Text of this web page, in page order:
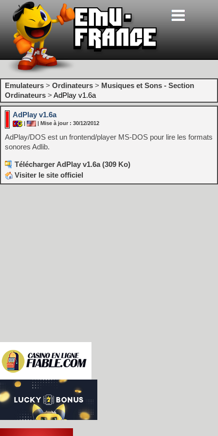
Emulateurs > Ordinateurs > Musiques et Sons - Section
Ordinateurs > AdPlay v1.6a
AdPlay v1.6a
| | Mise à jour : 30/12/2012
AdPlay/DOS est un frontend/player MS-DOS pour lire les formats
sonores Adlib.
Télécharger AdPlay v1.6a (309 Ko)
Visiter le site officiel